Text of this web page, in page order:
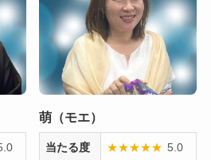
萌（モエ）
当たる度 ★★★★★ 5.0